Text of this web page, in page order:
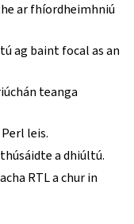
ar fhíordheimhniú
ag baint focal as an
teanga
leis.
a dhiúltú.
RTL a chur in